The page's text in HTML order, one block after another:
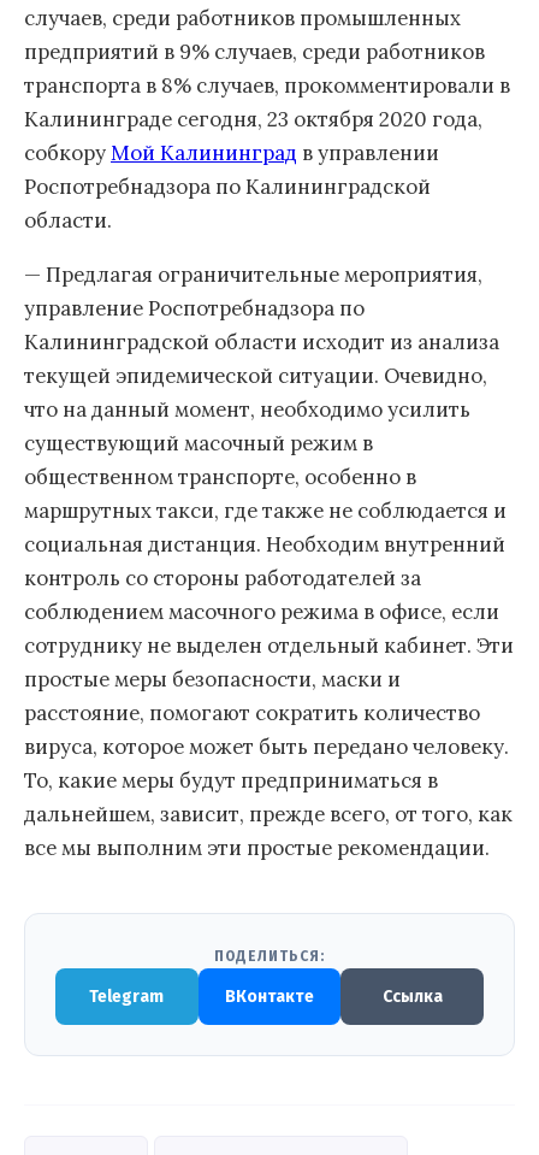
случаев, среди работников промышленных
предприятий в 9% случаев, среди работников
транспорта в 8% случаев, прокомментировали в
Калининграде сегодня, 23 октября 2020 года,
собкоруМой Калининград в управлении
Роспотребнадзора по Калининградской
области.
— Предлагая ограничительные мероприятия,
управление Роспотребнадзора по
Калининградской области исходит из анализа
текущей эпидемической ситуации. Очевидно,
что на данный момент, необходимо усилить
существующий масочный режим в
общественном транспорте, особенно в
маршрутных такси, где также не соблюдается и
социальная дистанция. Необходим внутренний
контроль со стороны работодателей за
соблюдением масочного режима в офисе, если
сотруднику не выделен отдельный кабинет. Эти
простые меры безопасности, маски и
расстояние, помогают сократить количество
вируса, которое может быть передано человеку.
То, какие меры будут предприниматься в
дальнейшем, зависит, прежде всего, от того, как
все мы выполним эти простые рекомендации.
ПОДЕЛИТЬСЯ:
Telegram ВКонтакте Ссылка